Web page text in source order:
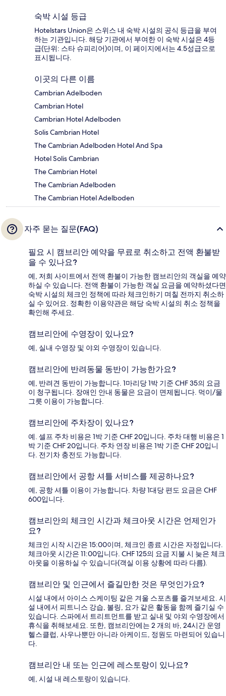
숙박 시설 등급
Hotelstars Union은 스위스 내 숙박 시설의 공식 등급을 부여
하는 기관입니다. 해당 기관에서 부여한 이 숙박 시설은 4등
급(단위: 스타 슈피리어)이며, 이 페이지에서는 4.5성급으로
표시됩니다.
이곳의 다른 이름
Cambrian Adelboden
Cambrian Hotel
Cambrian Hotel Adelboden
Solis Cambrian Hotel
The Cambrian Adelboden Hotel And Spa
Hotel Solis Cambrian
The Cambrian Hotel
The Cambrian Adelboden
The Cambrian Hotel Adelboden
자주 묻는 질문(FAQ)
필요 시 캠브리안 예약을 무료로 취소하고 전액 환불받
을 수 있나요?
예, 저희 사이트에서 전액 환불이 가능한 캠브리안의 객실을 예약
하실 수 있습니다. 전액 환불이 가능한 객실 요금을 예약하셨다면
숙박 시설의 체크인 정책에 따라 체크인하기 며칠 전까지 취소하
실 수 있어요. 정확한 이용약관은 해당 숙박 시설의 취소 정책을
확인해 주세요.
캠브리안에 수영장이 있나요?
예, 실내 수영장 및 야외 수영장이 있습니다.
캠브리안에 반려동물 동반이 가능한가요?
예, 반려견 동반이 가능합니다. 1마리당 1박 기준 CHF 35의 요금
이 청구됩니다. 장애인 안내 동물은 요금이 면제됩니다. 먹이/물
그릇 이용이 가능합니다.
캠브리안에 주차장이 있나요?
예. 셀프 주차 비용은 1박 기준 CHF 20입니다. 주차 대행 비용은 1
박 기준 CHF 20입니다. 주차 연장 비용은 1박 기준 CHF 20입니
다. 전기차 충전도 가능합니다.
캠브리안에서 공항 셔틀 서비스를 제공하나요?
예, 공항 셔틀 이용이 가능합니다. 차량 1대당 편도 요금은 CHF
600입니다.
캠브리안의 체크인 시간과 체크아웃 시간은 언제인가
요?
체크인 시작 시간은 15:00이며, 체크인 종료 시간은 자정입니다.
체크아웃 시간은 11:00입니다. CHF 125의 요금 지불 시 늦은 체크
아웃을 이용하실 수 있습니다(객실 이용 상황에 따라 다름).
캠브리안 및 인근에서 즐길만한 것은 무엇인가요?
시설 내에서 아이스 스케이팅 같은 겨울 스포츠를 즐겨보세요. 시
설 내에서 피트니스 강습, 볼링, 요가 같은 활동을 함께 즐기실 수
있습니다. 스파에서 트리트먼트를 받고 실내 및 야외 수영장에서
휴식을 취해보세요. 또한, 캠브리안에는 2 개의 바, 24시간 운영
헬스클럽, 사우나뿐만 아니라 아케이드, 정원도 마련되어 있습니
다.
캠브리안 내 또는 인근에 레스토랑이 있나요?
예, 시설 내 레스토랑이 있습니다.